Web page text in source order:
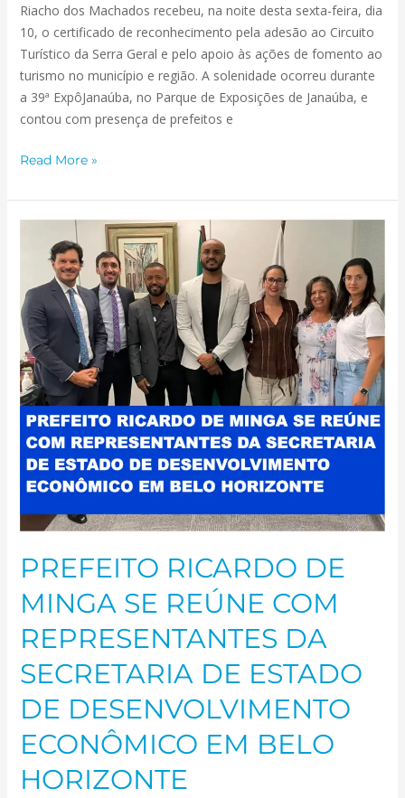
Riacho dos Machados recebeu, na noite desta sexta-feira, dia
10, o certificado de reconhecimento pela adesão ao Circuito
Turístico da Serra Geral e pelo apoio às ações de fomento ao
turismo no município e região. A solenidade ocorreu durante
a 39ª ExpôJanaúba, no Parque de Exposições de Janaúba, e
contou com presença de prefeitos e
Read More »
PREFEITO RICARDO DE
MINGA SE REÚNE COM
REPRESENTANTES DA
SECRETARIA DE ESTADO
DE DESENVOLVIMENTO
ECONÔMICO EM BELO
HORIZONTE
PREFEITO
RICARDO
MINGA
SE
REÚNE
COM
REPRESENTANTES
DA
SECRETARIA
DE
ESTADO
DE
DESENVOLVIMENTO
ECONÔMICO
EM
BELO
HORIZONTE